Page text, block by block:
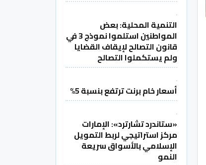
التنمية المحلية: بعض
المواطنين استلموا نموذج 3 في
قانون التصالح لإيقاف القضايا
ولم يستكملوا التصالح
أسعار خام برنت ترتفع بنسبة 5%
«ستاندرد تشارترد»: الإمارات
مركز استراتيجي لربط التمويل
الإسلامي بالأسواق سريعة
النمو